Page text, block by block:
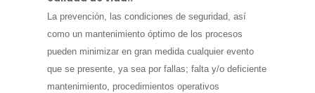
La prevención, las condiciones de seguridad, así
como un mantenimiento óptimo de los procesos
pueden minimizar en gran medida cualquier evento
que se presente, ya sea por fallas; falta y/o deficiente
mantenimiento, procedimientos operativos